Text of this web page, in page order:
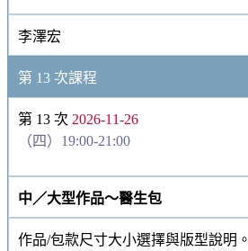
李澤宏
第 13 次課程
第 13 次 2026-11-26
（四）19:00-21:00
中／大型作品～醫生包
作品/包款尺寸大小選擇與版型說明。